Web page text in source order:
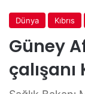
Dünya Kıbrıs
Güney